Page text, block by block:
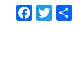
F
ac
T
w